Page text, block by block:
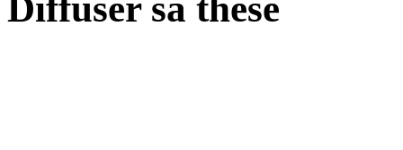
Diffuser sa thèse